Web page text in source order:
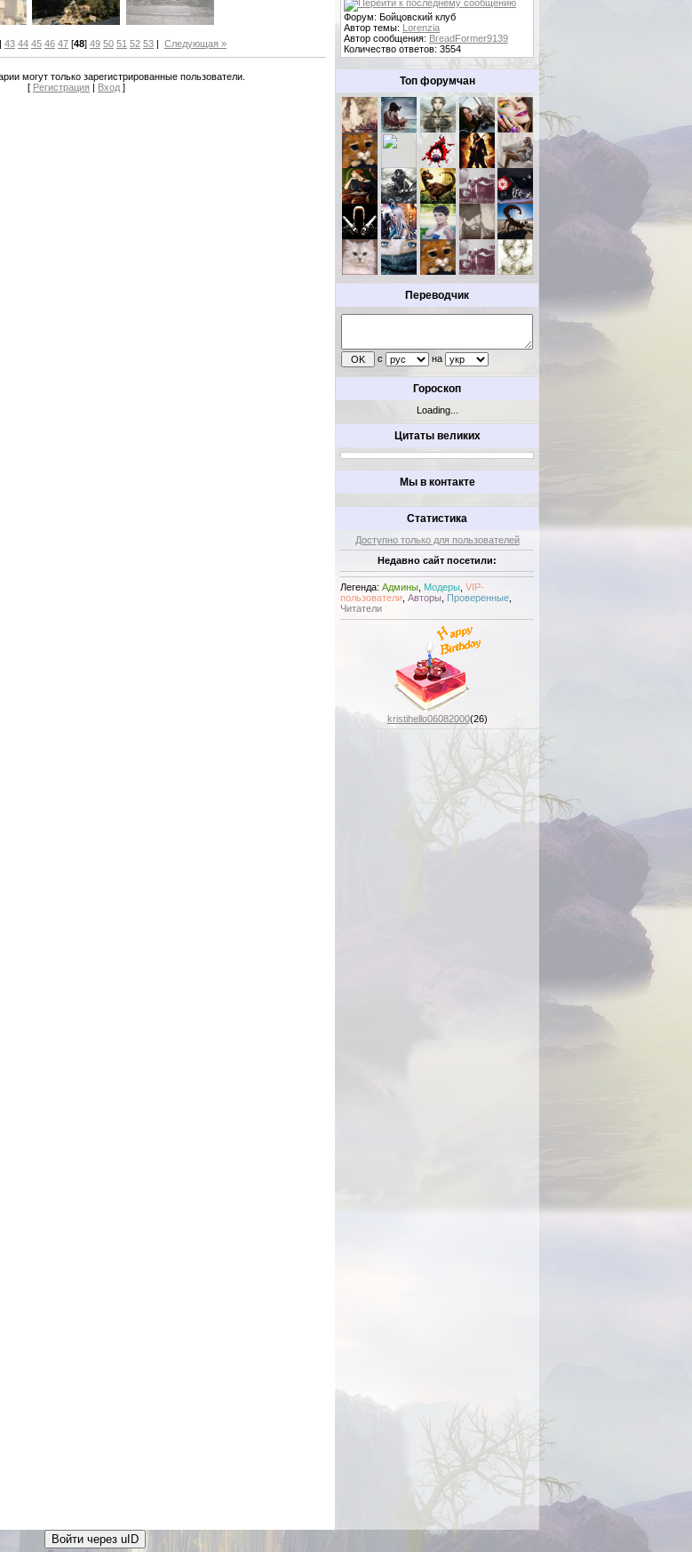
43 44 45 46 47 [48] 49 50 51 52 53 Следующая »
могут только зарегистрированные пользователи.
[ Регистрация | Вход ]
Форум: Бойцовский клуб
Автор темы: Lorenzia
Автор сообщения: BreadFormer9139
Количество ответов: 3554
Топ форумчан
Переводчик
с на
Гороскоп
Loading...
Цитаты великих
Мы в контакте
Статистика
Доступно только для пользователей
Недавно сайт посетили:
Легенда: Админы Модеры VIP-
пользователи Авторы Проверенные
Читатели
kristihello06082000(26)
Войти через uID